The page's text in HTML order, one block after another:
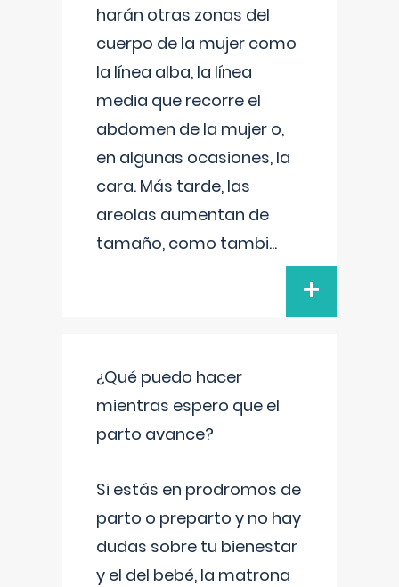
harán otras zonas del
cuerpo de la mujer como
la línea alba, la línea
media que recorre el
abdomen de la mujer o,
en algunas ocasiones, la
cara. Más tarde, las
areolas aumentan de
tamaño, como tambi...
+
¿Qué puedo hacer
mientras espero que el
parto avance?
Si estás en prodromos de
parto o preparto y no hay
dudas sobre tu bienestar
y el del bebé, la matrona